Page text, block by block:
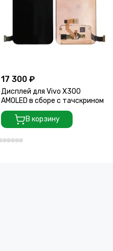
17 300 ₽
Дисплей для Vivo X300
AMOLED в сборе с тачскрином
В корзину